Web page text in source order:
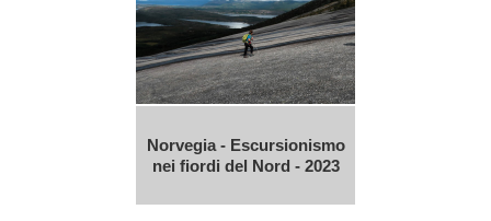
Norvegia - Escursionismo
nei fiordi del Nord - 2023